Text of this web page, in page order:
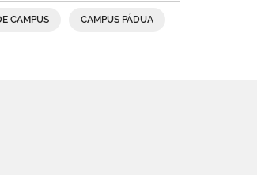
CAMPUS CAMPUS PÁDUA